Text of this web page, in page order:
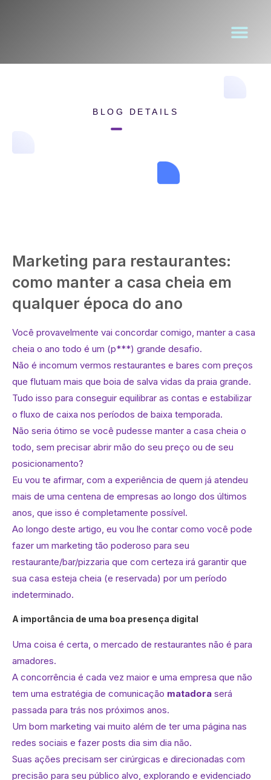
BLOG DETAILS
Marketing para restaurantes:
como manter a casa cheia em
qualquer época do ano
Você provavelmente vai concordar comigo, manter a casa
cheia o ano todo é um (p***) grande desafio.
Não é incomum vermos restaurantes e bares com preços
que flutuam mais que boia de salva vidas da praia grande.
Tudo isso para conseguir equilibrar as contas e estabilizar
o fluxo de caixa nos períodos de baixa temporada.
Não seria ótimo se você pudesse manter a casa cheia o
todo, sem precisar abrir mão do seu preço ou de seu
posicionamento?
Eu vou te afirmar, com a experiência de quem já atendeu
mais de uma centena de empresas ao longo dos últimos
anos, que isso é completamente possível.
Ao longo deste artigo, eu vou lhe contar como você pode
fazer um marketing tão poderoso para seu
restaurante/bar/pizzaria que com certeza irá garantir que
sua casa esteja cheia (e reservada) por um período
indeterminado.
A importância de uma boa presença digital
Uma coisa é certa, o mercado de restaurantes não é para
amadores.
A concorrência é cada vez maior e uma empresa que não
tem uma estratégia de comunicação matadora será
passada para trás nos próximos anos.
Um bom marketing vai muito além de ter uma página nas
redes sociais e fazer posts dia sim dia não.
Suas ações precisam ser cirúrgicas e direcionadas com
precisão para seu público alvo, explorando e evidenciado